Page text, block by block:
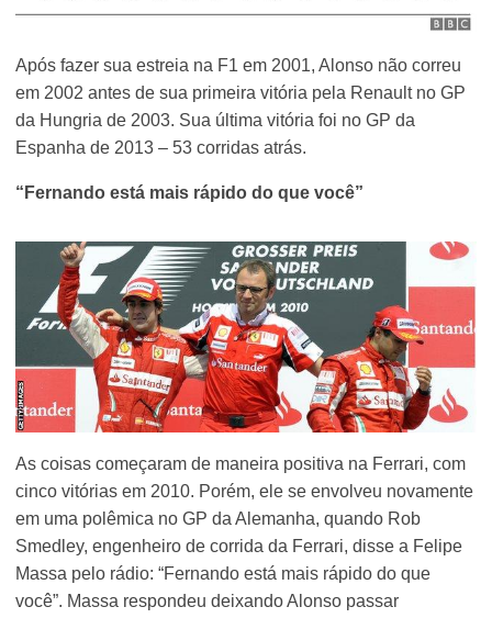
Após fazer sua estreia na F1 em 2001, Alonso não correu
em 2002 antes de sua primeira vitória pela Renault no GP
da Hungria de 2003. Sua última vitória foi no GP da
Espanha de 2013 – 53 corridas atrás.
“Fernando está mais rápido do que você”
As coisas começaram de maneira positiva na Ferrari, com
cinco vitórias em 2010. Porém, ele se envolveu novamente
em uma polêmica no GP da Alemanha, quando Rob
Smedley, engenheiro de corrida da Ferrari, disse a Felipe
Massa pelo rádio: “Fernando está mais rápido do que
você”. Massa respondeu deixando Alonso passar